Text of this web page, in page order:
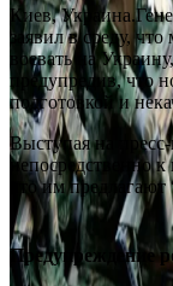
Киев,
заявил в среду,
воевать на
предупредив, что
подготовкой и
Выступая на
непосредственно
что им
Предупреждение